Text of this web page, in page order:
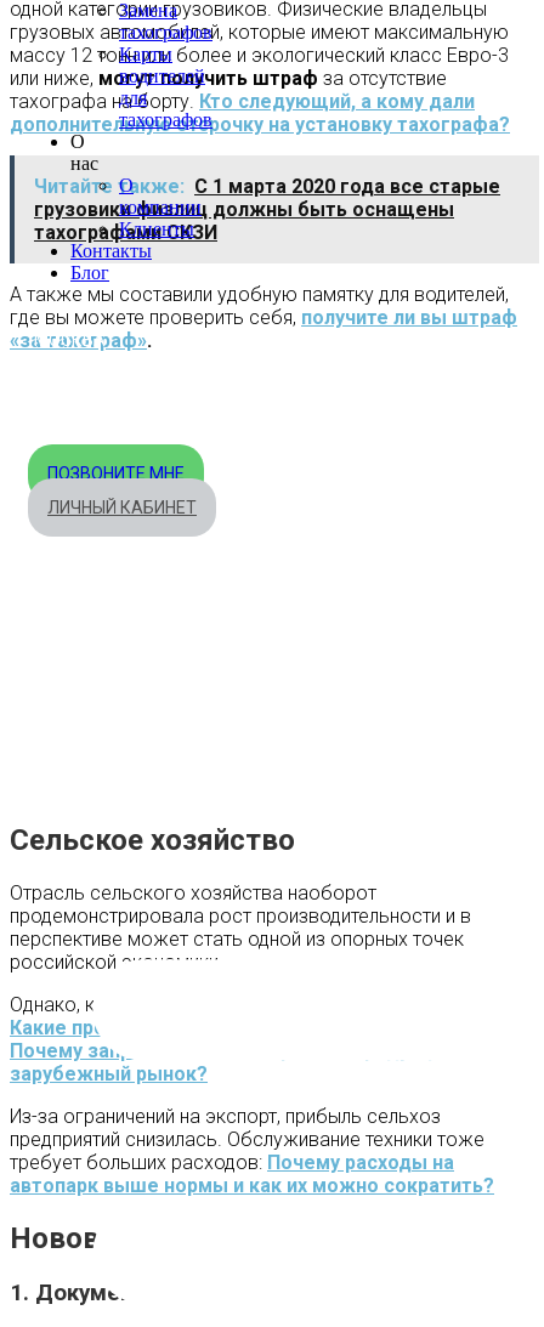
Замена
тахографов
Карты
водителей
для
тахографов
О
нас
О
компании
Клиенты
Контакты
Блог
МОСКВА
ПОЗВОНИТЕ МНЕ
ЛИЧНЫЙ КАБИНЕТ
одной категории грузовиков. Физические владельцы
грузовых автомобилей, которые имеют максимальную
массу 12 тонн или более и экологический класс Евро-3
или ниже, могут получить штраф за отсутствие
тахографа на борту. Кто следующий, а кому дали
дополнительную отсрочку на установку тахографа?
Читайте также: С 1 марта 2020 года все старые
грузовики физлиц должны быть оснащены
тахографами СКЗИ
А также мы составили удобную памятку для водителей,
где вы можете проверить себя, получите ли вы штраф
«за тахограф».
Сельское хозяйство
Отрасль сельского хозяйства наоборот
продемонстрировала рост производительности и в
перспективе может стать одной из опорных точек
российской экономики.
Однако, коронакризис все-таки внес свои коррективы:
Какие проблемы сельского хозяйства обострились?
Почему запретили вывоз зерновой продукции на
зарубежный рынок?
Из-за ограничений на экспорт, прибыль сельхоз
предприятий снизилась. Обслуживание техники тоже
требует больших расходов: Почему расходы на
автопарк выше нормы и как их можно сократить?
Нововведения
1. Документы